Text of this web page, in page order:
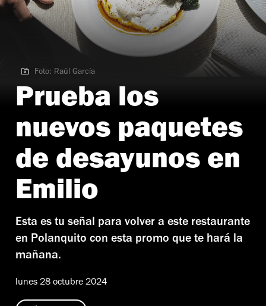
Foto: Raúl García
Foto: Raúl García
Prueba los
nuevos paquetes
de desayunos en
Emilio
Esta es tu señal para volver a este restaurante
en Polanquito con esta promo que te hará la
mañana.
lunes 28 octubre 2024